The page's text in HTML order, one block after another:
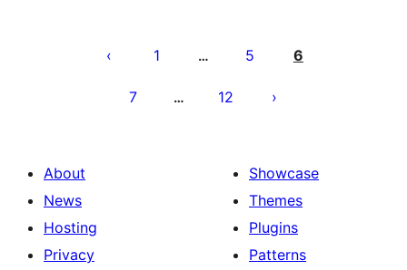
pagination
1 … 5 6
7 … 12
About
News
Hosting
Privacy
Showcase
Themes
Plugins
Patterns